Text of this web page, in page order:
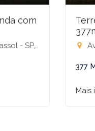
com
Vista, Mirassol-SP
377
Mais